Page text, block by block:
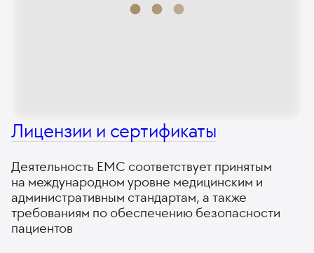
Лицензии и сертификаты
Деятельность ЕМС соответствует принятым
на международном уровне медицинским и
административным стандартам, а также
требованиям по обеспечению безопасности
пациентов